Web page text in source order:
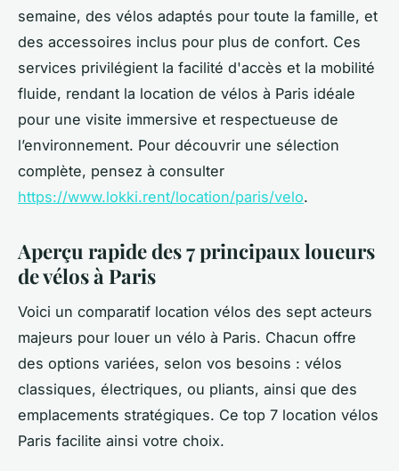
semaine, des vélos adaptés pour toute la famille, et
des accessoires inclus pour plus de confort. Ces
services privilégient la facilité d'accès et la mobilité
fluide, rendant la location de vélos à Paris idéale
pour une visite immersive et respectueuse de
l’environnement. Pour découvrir une sélection
complète, pensez à consulter
https://www.lokki.rent/location/paris/velo.
Aperçu rapide des 7 principaux loueurs
de vélos à Paris
Voici un comparatif location vélos des sept acteurs
majeurs pour louer un vélo à Paris. Chacun offre
des options variées, selon vos besoins : vélos
classiques, électriques, ou pliants, ainsi que des
emplacements stratégiques. Ce top 7 location vélos
Paris facilite ainsi votre choix.